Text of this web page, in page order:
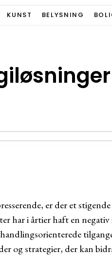
KUNST BELYSNING
er der et
har i årtier haft en
og strategier, der kan